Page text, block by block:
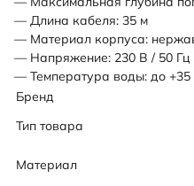
— Длина кабеля: 35 м
— Материал корпуса:
— Напряжение: 230 В / 50 Гц
— Температура воды: до +35
Бренд
Тип товара
Материал